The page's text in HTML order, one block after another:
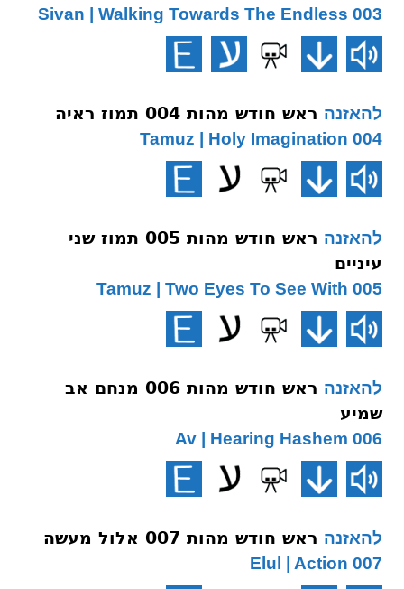
003 Sivan | Walking Towards The Endless
להאזנה ראש חודש מהות 004 תמוז ראיה
004 Tamuz | Holy Imagination
להאזנה
ראש חודש מהות 005 תמוז שני
עיניים
005 Tamuz | Two Eyes To See With
להאזנה
ראש חודש מהות 006 מנחם אב
שמיע
006 Av | Hearing Hashem
להאזנה ראש חודש מהות 007 אלול מעשה
007 Elul | Action